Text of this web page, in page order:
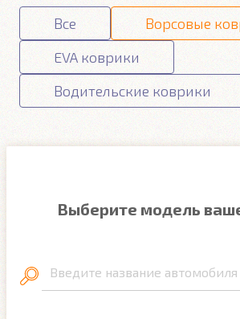
Все
Ворсовые
EVA коврики
Водительские коврики
Выберите модель
Введите название автомобиля